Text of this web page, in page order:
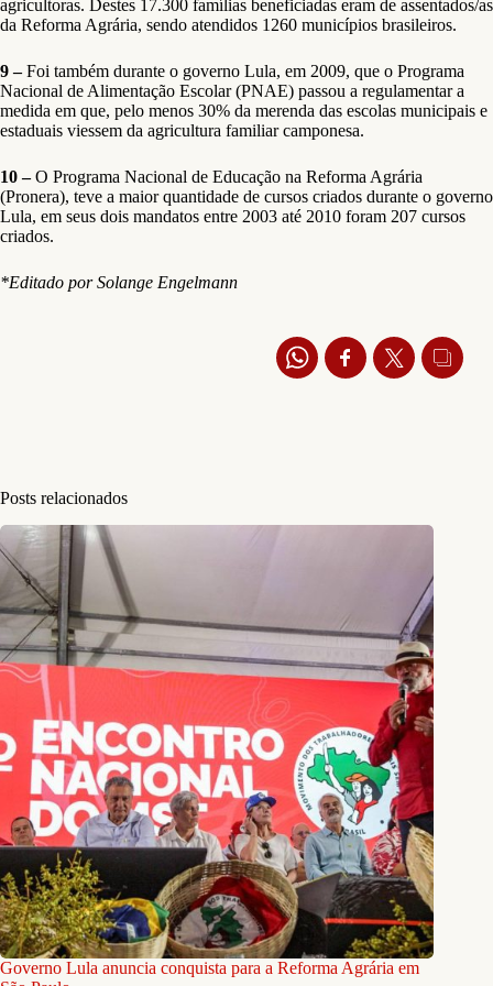
agricultoras. Destes 17.300 famílias beneficiadas eram de assentados/as
da Reforma Agrária, sendo atendidos 1260 municípios brasileiros.
9 –Foi também durante o governo Lula, em 2009, que o Programa
Nacional de Alimentação Escolar (PNAE) passou a regulamentar a
medida em que, pelo menos 30% da merenda das escolas municipais e
estaduais viessem da agricultura familiar camponesa.
10 –O Programa Nacional de Educação na Reforma Agrária
(Pronera), teve a maior quantidade de cursos criados durante o governo
Lula, em seus dois mandatos entre 2003 até 2010 foram 207 cursos
criados.
*Editado por Solange Engelmann
Posts relacionados
Governo Lula anuncia conquista para a Reforma Agrária em